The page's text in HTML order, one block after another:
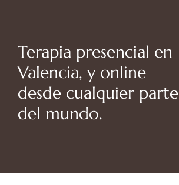
Terapia presencial en
Valencia, y online
desde cualquier parte
del mundo.